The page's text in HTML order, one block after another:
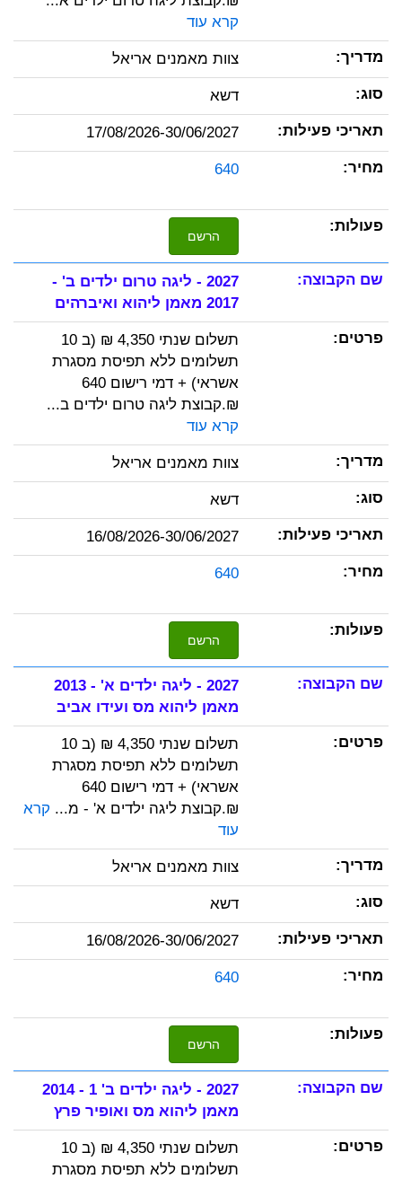
קרא עוד
צוות מאמנים אריאל
דשא
17/08/2026-30/06/2027
640
הרשם
2027 - ליגה טרום ילדים ב' -
2017 מאמן ליהוא ואיברהים
תשלום שנתי 4,350 ₪ (ב 10
תשלומים ללא תפיסת מסגרת
אשראי) + דמי רישום 640
₪.קבוצת ליגה טרום ילדים ב...
קרא עוד
צוות מאמנים אריאל
דשא
16/08/2026-30/06/2027
640
הרשם
2027 - ליגה ילדים א' - 2013
מאמן ליהוא מס ועידו אביב
תשלום שנתי 4,350 ₪ (ב 10
תשלומים ללא תפיסת מסגרת
אשראי) + דמי רישום 640
₪.קבוצת ליגה ילדים א' - מ... קרא
עוד
צוות מאמנים אריאל
דשא
16/08/2026-30/06/2027
640
הרשם
2027 - ליגה ילדים ב' 1 - 2014
מאמן ליהוא מס ואופיר פרץ
תשלום שנתי 4,350 ₪ (ב 10
תשלומים ללא תפיסת מסגרת